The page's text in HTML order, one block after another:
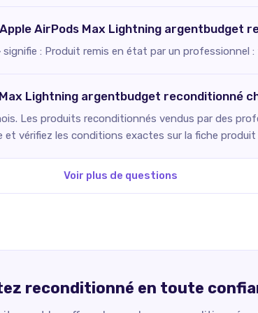
AirPods Max Lightning argentbudget
signifie : Produit remis en état par un
Lightning argentbudget reconditionné
Les produits reconditionnés vendus par des
vérifiez les conditions exactes sur la fiche produit
Voir plus de questions
reconditionné en toute